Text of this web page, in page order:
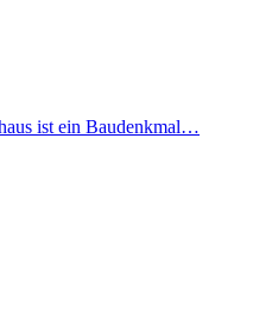
ist ein Baudenkmal…